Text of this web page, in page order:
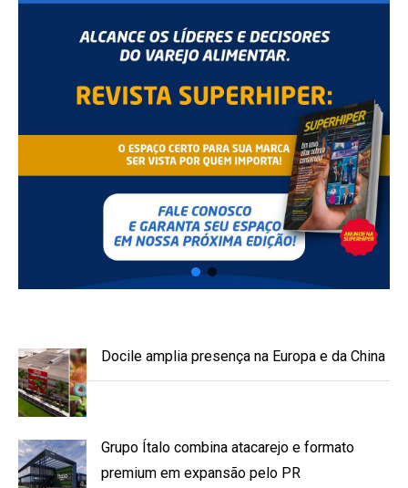
Docile amplia presença na Europa e da China
Grupo Ítalo combina atacarejo e formato
premium em expansão pelo PR